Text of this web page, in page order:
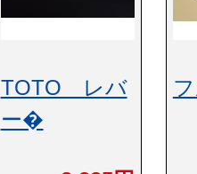
TOTO レバ
ー�